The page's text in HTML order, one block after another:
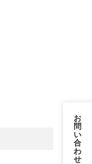
お
問
い
合
わ
せ